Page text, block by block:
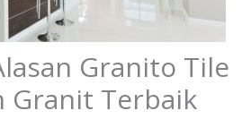
Granito Tile
Granit Terbaik